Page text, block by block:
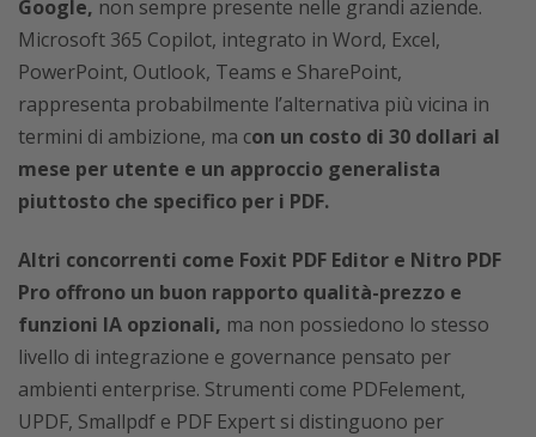
Google, non sempre presente nelle grandi aziende.
Microsoft 365 Copilot, integrato in Word, Excel,
PowerPoint, Outlook, Teams e SharePoint,
rappresenta probabilmente l’alternativa più vicina in
termini di ambizione, ma con un costo di 30 dollari al
mese per utente e un approccio generalista
piuttosto che specifico per i PDF.
Altri concorrenti come Foxit PDF Editor e Nitro PDF
Pro offrono un buon rapporto qualità-prezzo e
funzioni IA opzionali, ma non possiedono lo stesso
livello di integrazione e governance pensato per
ambienti enterprise. Strumenti come PDFelement,
UPDF, Smallpdf e PDF Expert si distinguono per